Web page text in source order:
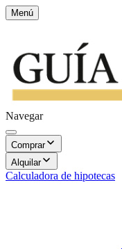
Menú
Navegar
Comprar
Alquilar
Calculadora de hipotecas